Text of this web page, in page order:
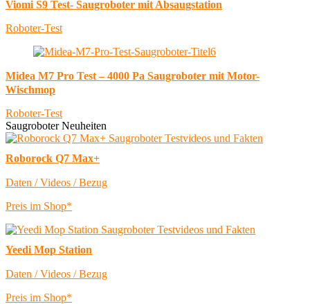
Viomi S9 Test- Saugroboter mit Absaugstation
Roboter-Test
Midea M7 Pro Test – 4000 Pa Saugroboter mit Motor-
Wischmop
Roboter-Test
Saugroboter Neuheiten
Roborock Q7 Max+
Daten / Videos / Bezug
Preis im Shop*
Yeedi Mop Station
Daten / Videos / Bezug
Preis im Shop*